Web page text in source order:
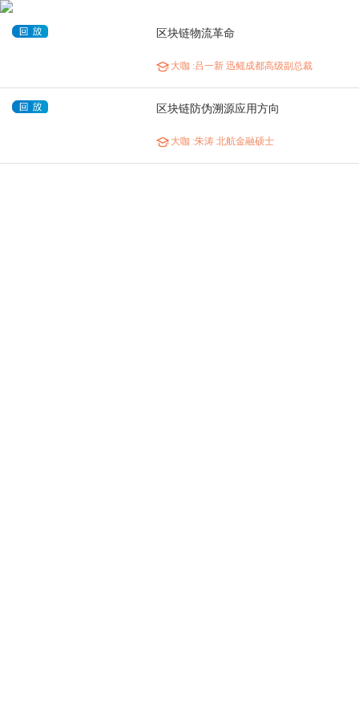
区块链物流革命
大咖 :吕一新 迅鳐成都高级副总裁
区块链防伪溯源应用方向
大咖 :朱涛 北航金融硕士